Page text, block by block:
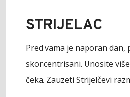
STRIJELAC
Pred vama je naporan dan,
skoncentrisani. Unosite
čeka. Zauzeti Strijelčevi